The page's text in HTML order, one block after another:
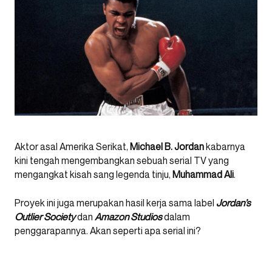
Aktor asal Amerika Serikat, Michael B. Jordankabarnya
kini tengah mengembangkan sebuah serial TV yang
mengangkat kisah sang legenda tinju, Muhammad Ali.
Proyek ini juga merupakan hasil kerja sama label Jordan’s
Outlier Societydan Amazon Studiosdalam
penggarapannya. Akan seperti apa serial ini?